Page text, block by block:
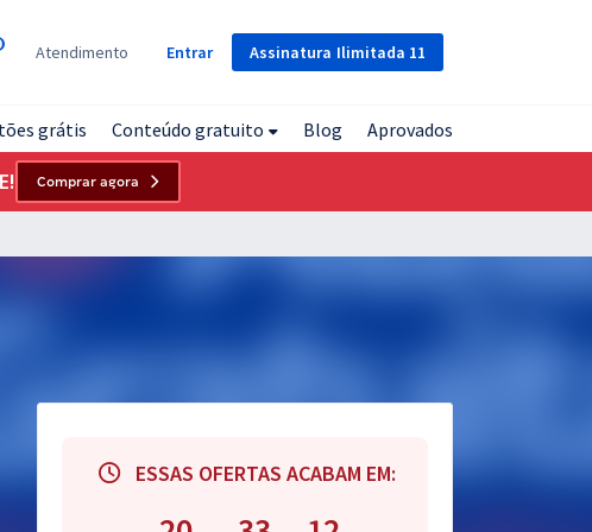
Assinatura Ilimitada 11
Atendimento Entrar
grátis Conteúdo gratuito Blog Aprovados
Comprar agora
ESSAS OFERTAS ACABAM EM: